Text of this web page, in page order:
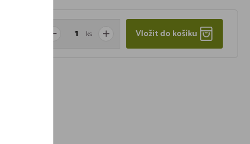
ks Vložit do košíku